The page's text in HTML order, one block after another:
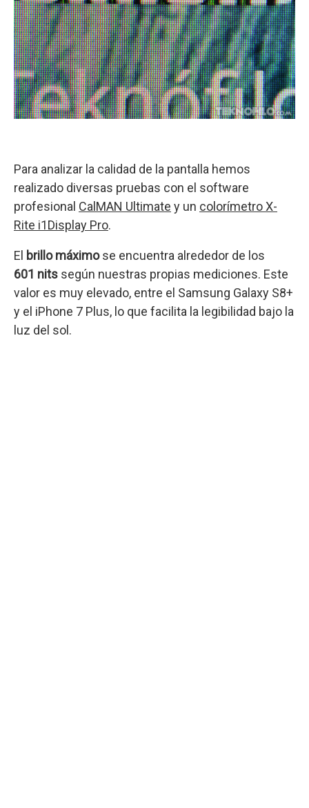
Para analizar la calidad de la pantalla hemos
realizado diversas pruebas con el software
profesional CalMAN Ultimate y un colorímetro X-
Rite i1Display Pro.
El brillo máximose encuentra alrededor de los
601 nits según nuestras propias mediciones. Este
valor es muy elevado, entre el Samsung Galaxy S8+
y el iPhone 7 Plus, lo que facilita la legibilidad bajo la
luz del sol.